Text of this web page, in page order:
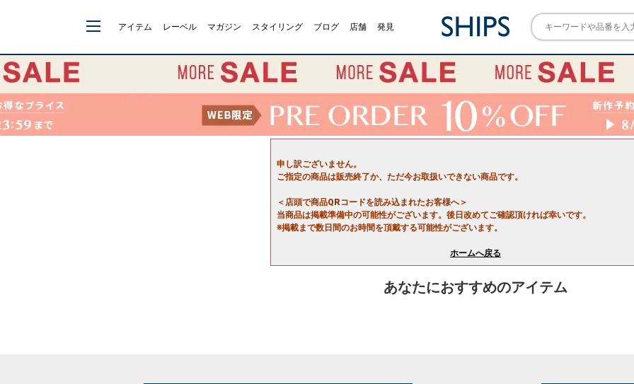
アイテム レーベル マガジン スタイリング ブログ 店舗 発見
申し訳ございません。
ご指定の商品は販売終了か、ただ今お取扱いできない商品です。
＜店頭で商品QRコードを読み込まれたお客様へ＞
当商品は掲載準備中の可能性がございます。後日改めてご確認頂ければ幸いです。
※掲載まで数日間のお時間を頂戴する可能性がございます。
ホームへ戻る
あなたにおすすめのアイテム